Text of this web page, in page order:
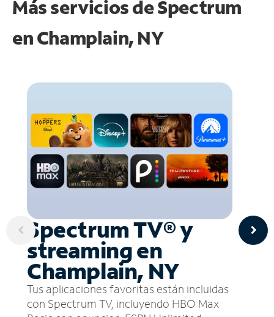
Más servicios de Spectrum
enChamplain, NY
Spectrum TV® y
streaming en
Champlain, NY
Tus aplicaciones favoritas están incluidas
con Spectrum TV, incluyendo HBO Max